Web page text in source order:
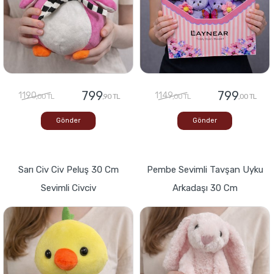
1190,00 TL 799,90 TL
Gönder
1149,00 TL 799,00 TL
Gönder
Sarı Civ Civ Peluş 30 Cm
Sevimli Civciv
Pembe Sevimli Tavşan Uyku
Arkadaşı 30 Cm